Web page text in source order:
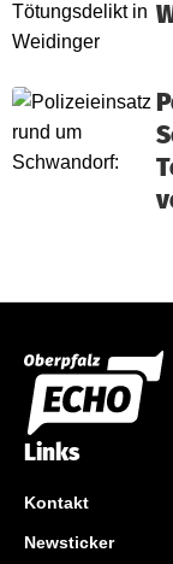
Links
Kontakt
Newsticker